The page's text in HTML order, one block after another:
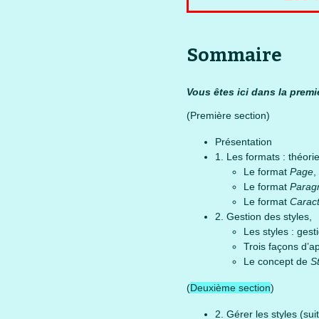
Sommaire
Vous êtes ici dans la
(Première section)
Présentation
1. Les formats : théorie,
Le format Page
Le format
Le format
2. Gestion des styles,
Les styles :
Trois façons
Le concept de
(Deuxième section)
2. Gérer les styles